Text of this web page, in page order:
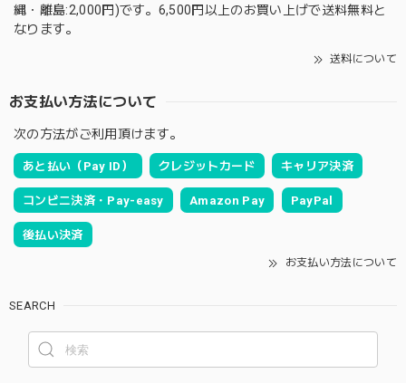
縄・離島:2,000円)です。6,500円以上のお買い上げで送料無料と
なります。
送料について
お支払い方法について
次の方法がご利用頂けます。
あと払い（Pay ID） クレジットカード キャリア決済
コンビニ決済・Pay-easy Amazon Pay PayPal
後払い決済
お支払い方法について
SEARCH